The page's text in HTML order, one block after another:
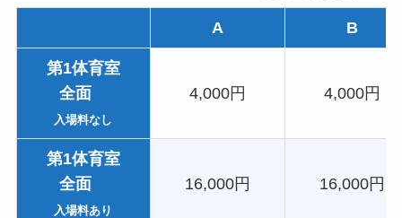
A B
第1体育室
全面
入場料なし
4,000円 4,000円
第1体育室
全面
入場料あり
16,000円 16,000円